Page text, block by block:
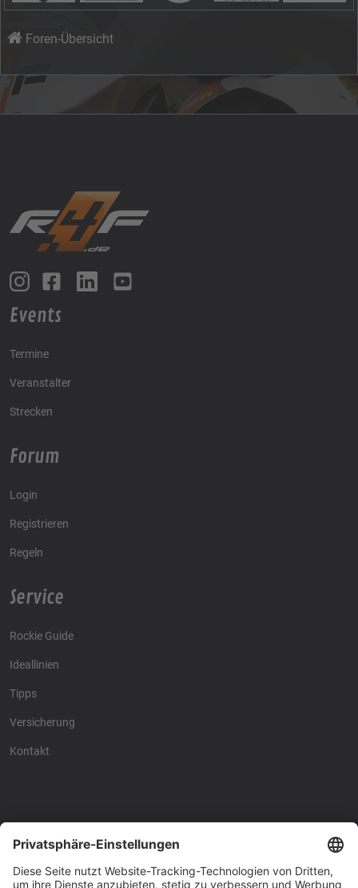
Foren-Übersicht
Events
Termine
Veranstalter
Strecken
Forum
Login
Registrieren
Regeln
Service
Rockie Guide
Ideallinien
Tipps
Versicherung
Kontakt